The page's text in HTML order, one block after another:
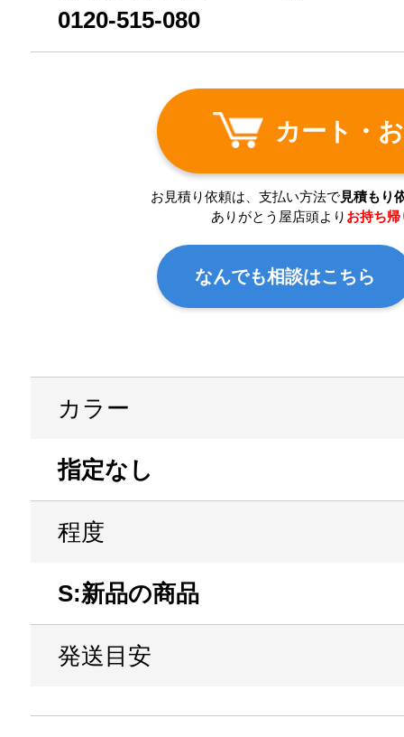
0120-515-080
カート・
お見積り依頼は、支払い方法で見積もり
ありがとう屋店頭より お持ち帰
なんでも相談はこちら
カラー
指定なし
程度
S:新品の商品
発送目安